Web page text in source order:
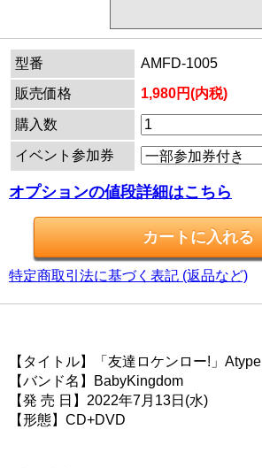
型番
AMFD-1005
販売価格
1,980円(内税)
購入数
イベント参加券
オプションの値段詳細はこちら
特定商取引法に基づく表記 (返品など)
【タイトル】「友達ロケンロー!」Atype
【バンド名】BabyKingdom
【発 売 日】2022年7月13日(水)
【形態】CD+DVD